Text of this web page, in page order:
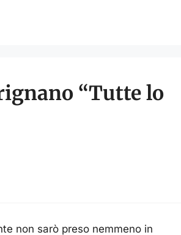
“Tutte lo
non sarò preso nemmeno in